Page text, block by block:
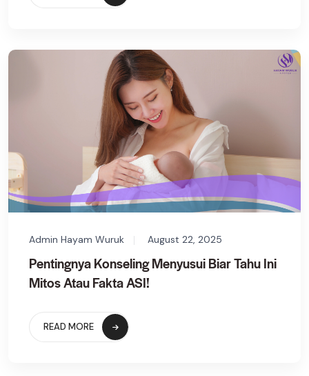
Admin Hayam Wuruk August 22, 2025
Pentingnya Konseling Menyusui Biar Tahu Ini
Mitos Atau Fakta ASI!
READ MORE